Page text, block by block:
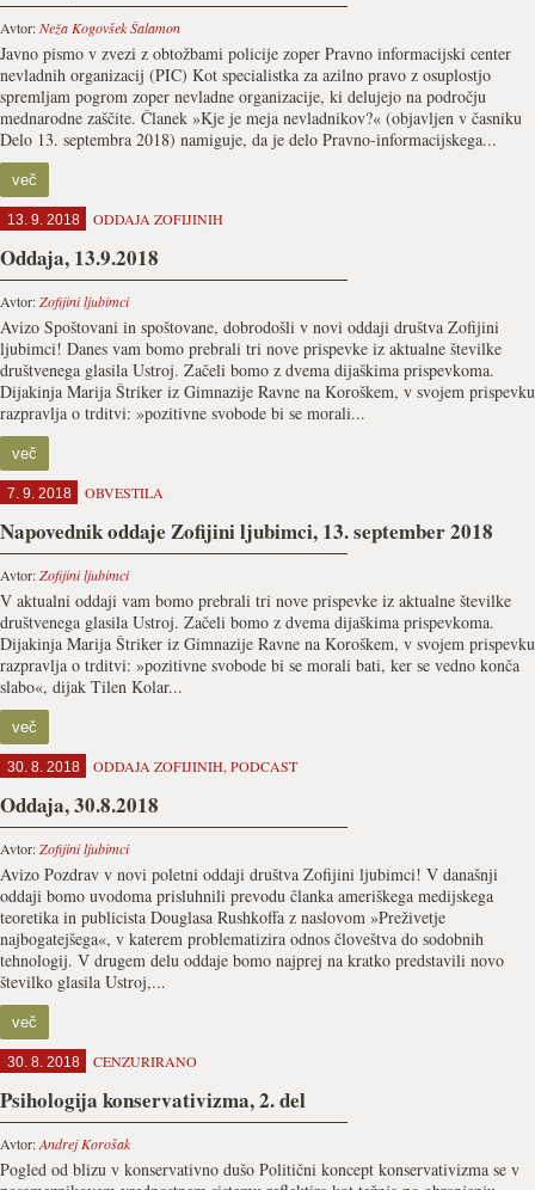
Avtor:Neža Kogovšek Šalamon
Javno pismo v zvezi z obtožbami policije zoper Pravno informacijski center
nevladnih organizacij (PIC) Kot specialistka za azilno pravo z osuplostjo
spremljam pogrom zoper nevladne organizacije, ki delujejo na področju
mednarodne zaščite. Članek »Kje je meja nevladnikov?« (objavljen v časniku
Delo 13. septembra 2018) namiguje, da je delo Pravno-informacijskega...
več
13. 9. 2018 ODDAJA ZOFIJINIH
Oddaja, 13.9.2018
Avtor:Zofijini ljubimci
Avizo Spoštovani in spoštovane, dobrodošli v novi oddaji društva Zofijini
ljubimci! Danes vam bomo prebrali tri nove prispevke iz aktualne številke
društvenega glasila Ustroj. Začeli bomo z dvema dijaškima prispevkoma.
Dijakinja Marija Štriker iz Gimnazije Ravne na Koroškem, v svojem prispevku
razpravlja o trditvi: »pozitivne svobode bi se morali...
več
7. 9. 2018 OBVESTILA
Napovednik oddaje Zofijini ljubimci, 13. september 2018
Avtor:Zofijini ljubimci
V aktualni oddaji vam bomo prebrali tri nove prispevke iz aktualne številke
društvenega glasila Ustroj. Začeli bomo z dvema dijaškima prispevkoma.
Dijakinja Marija Štriker iz Gimnazije Ravne na Koroškem, v svojem prispevku
razpravlja o trditvi: »pozitivne svobode bi se morali bati, ker se vedno konča
slabo«, dijak Tilen Kolar...
več
30. 8. 2018 ODDAJA ZOFIJINIH, PODCAST
Oddaja, 30.8.2018
Avtor:Zofijini ljubimci
Avizo Pozdrav v novi poletni oddaji društva Zofijini ljubimci! V današnji
oddaji bomo uvodoma prisluhnili prevodu članka ameriškega medijskega
teoretika in publicista Douglasa Rushkoffa z naslovom »Preživetje
najbogatejšega«, v katerem problematizira odnos človeštva do sodobnih
tehnologij. V drugem delu oddaje bomo najprej na kratko predstavili novo
številko glasila Ustroj,...
več
30. 8. 2018 CENZURIRANO
Psihologija konservativizma, 2. del
Avtor:Andrej Korošak
Pogled od blizu v konservativno dušo Politični koncept konservativizma se v